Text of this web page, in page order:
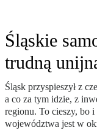
Śląskie
trudną
Śląsk przyspieszył z
a co za tym idzie, z
regionu. To cieszy, bo
województwa jest w